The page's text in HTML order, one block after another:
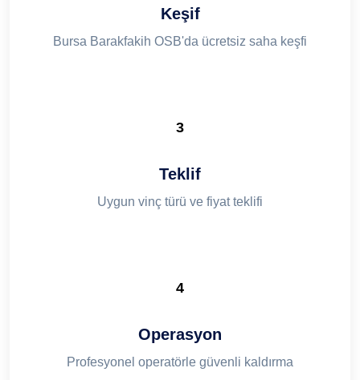
Keşif
Bursa Barakfakih OSB'da ücretsiz saha keşfi
3
Teklif
Uygun vinç türü ve fiyat teklifi
4
Operasyon
Profesyonel operatörle güvenli kaldırma